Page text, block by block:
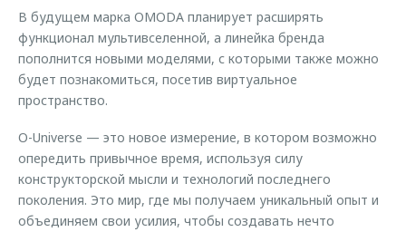
В будущем марка OMODA планирует расширять
функционал мультивселенной, а линейка бренда
пополнится новыми моделями, с которыми также можно
будет познакомиться, посетив виртуальное
пространство.
O-Universe — это новое измерение, в котором возможно
опередить привычное время, используя силу
конструкторской мысли и технологий последнего
поколения. Это мир, где мы получаем уникальный опыт и
объединяем свои усилия, чтобы создавать нечто